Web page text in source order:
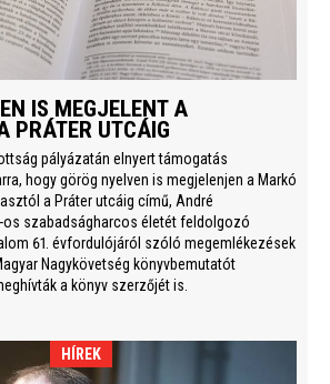
IS MEGJELENT A
PRÁTER UTCÁIG
pályázatán elnyert támogatás
hogy görög nyelven is megjelenjen a Markó
a Práter utcáig című, André
os szabadságharcos életét feldolgozó
61. évfordulójáról szóló megemlékezések
Nagykövetség könyvbemutatót
a könyv szerzőjét is.
HÍREK